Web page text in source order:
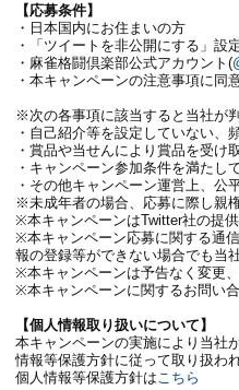
【応募条件】
・日本国内にお住まいの方
・「ツイートを非公開にする」設
・麻雀格闘倶楽部公式アカウント(
・本キャンペーンの注意事項に同
※次の各事項に該当すると当社が
・自己紹介等を設定していない
・賞品や当せんにより賞品を受
・キャンペーン参加条件を満たし
・その他キャンペーン運営上、公
※未成年者の場合、応募に際し親
※本キャンペーンはTwitter社の提
※本キャンペーン応募に関する通
報の登録等ができない場合でも当
※本キャンペーンは予告なく変更
※本キャンペーンに関するお問い
【個人情報取り扱いについて】
本キャンペーンの実施により当社
情報等保護方針に従って取り扱われ
個人情報等保護方針は こちら